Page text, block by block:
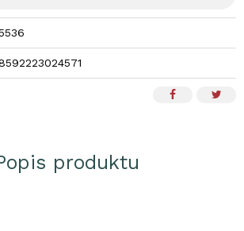
produktu